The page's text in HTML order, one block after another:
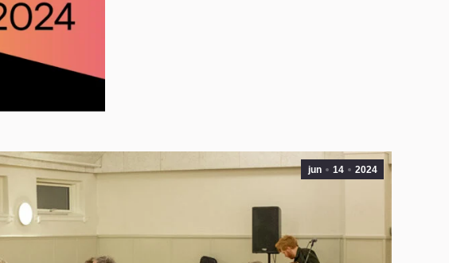
jun 14 2024